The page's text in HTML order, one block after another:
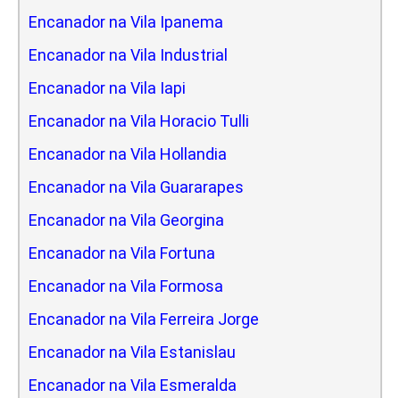
Encanador na Vila Ipanema
Encanador na Vila Industrial
Encanador na Vila Iapi
Encanador na Vila Horacio Tulli
Encanador na Vila Hollandia
Encanador na Vila Guararapes
Encanador na Vila Georgina
Encanador na Vila Fortuna
Encanador na Vila Formosa
Encanador na Vila Ferreira Jorge
Encanador na Vila Estanislau
Encanador na Vila Esmeralda